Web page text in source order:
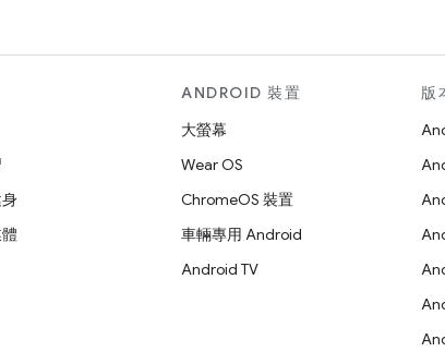
ANDROID 裝置
大螢幕
Wear OS
ChromeOS 裝置
車輛專用 Android
Android TV
版